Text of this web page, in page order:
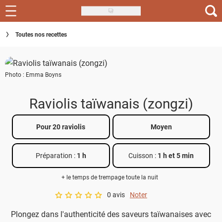
Skip
to
main
Recettes
Inspirations
Conseils
Menu de la semaine
Actus
Téléchargez l'app Saveurs Recettes
Index des recettes
Toutes nos recettes
Photo : Emma Boyns
Raviolis taïwanais (zongzi)
Pour 20 raviolis Moyen
Préparation : 1 h Cuisson : 1 h et 5 min
+ le temps de trempage toute la nuit
A star rating of 0 out of 5.
0 avis Noter
Plongez dans l'authenticité des saveurs taïwanaises avec